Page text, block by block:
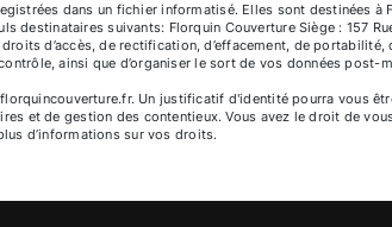
dans un fichier informatisé. Elles sont destinées
destinataires suivants: Florquin Couverture Siège : 157
d’accès, de rectification, d’effacement, de
ainsi que d’organiser le sort de vos données post-
Un justificatif d'identité pourra vous
et de gestion des contentieux. Vous avez le droit de
d’informations sur vos droits.